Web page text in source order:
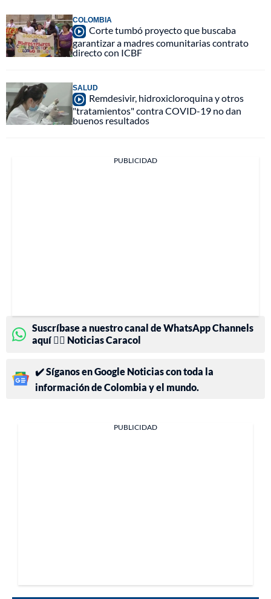
COLOMBIA
Corte tumbó proyecto que buscaba
garantizar a madres comunitarias contrato
directo con ICBF
SALUD
Remdesivir, hidroxicloroquina y otros
"tratamientos" contra COVID-19 no dan
buenos resultados
PUBLICIDAD
Suscríbase a nuestro canal de WhatsApp Channels
aquí 👉🏻 Noticias Caracol
✔️ Síganos en Google Noticias con toda la
información de Colombia y el mundo.
PUBLICIDAD